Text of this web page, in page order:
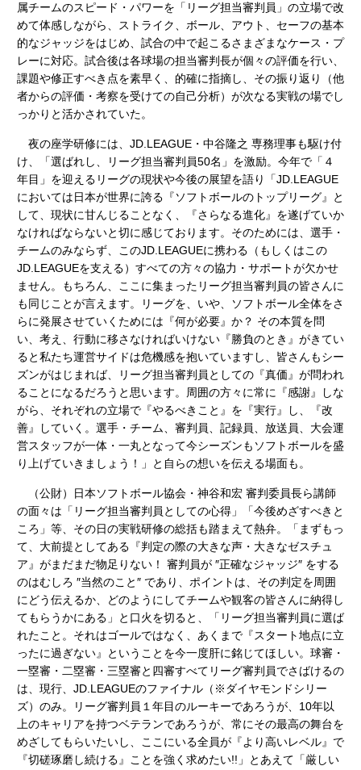
属チームのスピード・パワーを「リーグ担当審判員」の立場で改
めて体感しながら、ストライク、ボール、アウト、セーフの基本
的なジャッジをはじめ、試合の中で起こるさまざまなケース・プ
レーに対応。試合後は各球場の担当審判長が個々の評価を行い、
課題や修正すべき点を素早く、的確に指摘し、その振り返り（他
者からの評価・考察を受けての自己分析）が次なる実戦の場でし
っかりと活かされていた。
夜の座学研修には、JD.LEAGUE・中谷隆之 専務理事も駆け付
け、「選ばれし、リーグ担当審判員50名」を激励。今年で「４
年目」を迎えるリーグの現状や今後の展望を語り「JD.LEAGUE
においては日本が世界に誇る『ソフトボールのトップリーグ』と
して、現状に甘んじることなく、『さらなる進化』を遂げていか
なければならないと切に感じております。そのためには、選手・
チームのみならず、このJD.LEAGUEに携わる（もしくはこの
JD.LEAGUEを支える）すべての方々の協力・サポートが欠かせ
ません。もちろん、ここに集まったリーグ担当審判員の皆さんに
も同じことが言えます。リーグを、いや、ソフトボール全体をさ
らに発展させていくためには『何が必要』か？ その本質を問
い、考え、行動に移さなければいけない『勝負のとき』がきてい
ると私たち運営サイドは危機感を抱いていますし、皆さんもシー
ズンがはじまれば、リーグ担当審判員としての『真価』が問われ
ることになるだろうと思います。周囲の方々に常に『感謝』しな
がら、それぞれの立場で『やるべきこと』を『実行』し、『改
善』していく。選手・チーム、審判員、記録員、放送員、大会運
営スタッフが一体・一丸となって今シーズンもソフトボールを盛
り上げていきましょう！」と自らの想いを伝える場面も。
（公財）日本ソフトボール協会・神谷和宏 審判委員長ら講師
の面々は「リーグ担当審判員としての心得」「今後めざすべきと
ころ」等、その日の実戦研修の総括も踏まえて熱弁。「まずもっ
て、大前提としてある『判定の際の大きな声・大きなゼスチュ
ア』がまだまだ物足りない！ 審判員が ″正確なジャッジ″ をする
のはむしろ ″当然のこと″ であり、ポイントは、その判定を周囲
にどう伝えるか、どのようにしてチームや観客の皆さんに納得し
てもらうかにある」と口火を切ると、「リーグ担当審判員に選ば
れたこと。それはゴールではなく、あくまで『スタート地点に立
ったに過ぎない』ということを今一度肝に銘じてほしい。球審・
一塁審・二塁審・三塁審と四審すべてリーグ審判員でさばけるの
は、現行、JD.LEAGUEのファイナル（※ダイヤモンドシリー
ズ）のみ。リーグ審判員１年目のルーキーであろうが、10年以
上のキャリアを持つベテランであろうが、常にその最高の舞台を
めざしてもらいたいし、ここにいる全員が『より高いレベル』で
『切磋琢磨し続ける』ことを強く求めたい!!」とあえて「厳しい